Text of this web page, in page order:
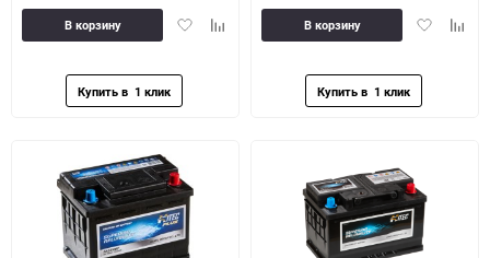
ДобавитьДобавить
В корзину
Добавить
В корзину